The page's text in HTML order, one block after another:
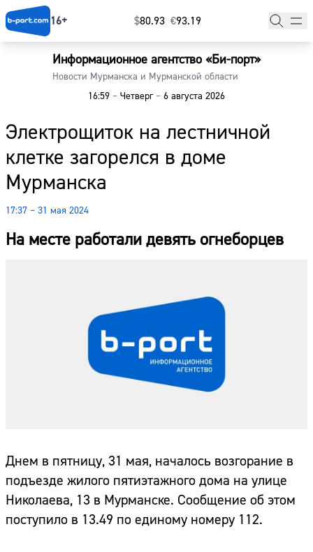
16+ $⁠80.93 €⁠93.19
Информационное агентство «Би-порт»
Новости Мурманска и Мурманской области
16:59 – Четверг – 6 августа 2026
Электрощиток на лестничной
клетке загорелся в доме
Мурманска
17:37 – 31 мая 2024
На месте работали девять огнеборцев
Днем в пятницу, 31 мая, началось возгорание в
подъезде жилого пятиэтажного дома на улице
Николаева, 13 в Мурманске. Сообщение об этом
поступило в 13.49 по единому номеру 112.
Главная
Наши гости
Фоторепортажи
Погода
Курсы валют